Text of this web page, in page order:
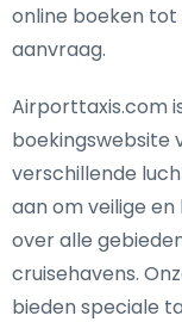
online boeken
aanvraag.
Airporttaxis.com
boekingswebsite
verschillende
aan om veilige
over alle
cruisehavens.
bieden speciale